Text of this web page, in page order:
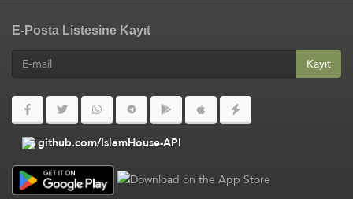
E-Posta Listesine Kayıt
Kayıt
github.com/IslamHouse-API